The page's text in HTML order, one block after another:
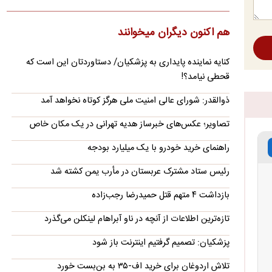
آینده تنگه هرمز از نگاه احمد زیدآبادی/ یک سخن،
دو منظور
احمد زیدآبادی گفت: «مقام‌های ایران و آمریکا هر دو می‌گویند که
تنگه‌ی هرمز دیگر به وضعیت سابق خود باز نخواهد گشت!…
تأیید ربایش و قتل مداح «حمیدرضا رجب‌زاده»
یک منبع با تأیید حادثه ربایش و قتل حمیدرضا رجب‌زاده اعلام کرد:
تحقیقات پلیسی و قضایی برای شناسایی و دستگیری عوامل این…
بورس دوباره رکورد زد
واحد شد
سخنگوی قوه قضائیه:
محمدباقر خرازی به دادگاه ویژه روحانیت احضار شد
اصغر جهانگیر گفت: بر اساس آخرین اطلاعات، محمدباقر خرازی امروز
شنبه به دادگاه ویژه روحانیت احضار شده و پرونده وی تحت…
هم اکنون دیگران میخوانند
کنایه نماینده پایداری به پزشکیان/ دستاوردتان این است که
قحطی نیامد؟!
ذوالقدر: شورای عالی امنیت ملی هرگز کوتاه نخواهد آمد
تصاویر؛ عکس‌های خبرساز هدیه تهرانی در یک مکان خاص
راهنمای خرید خودرو با یک میلیارد بودجه
رئیس ستاد مشترک عربستان در مأرب یمن کشته شد
بازداشت ۴ متهم قتل حمیدرضا رجب‌زاده
تازه‌ترین اطلاعات از آنچه در ناو آبراهام لینکلن می‌گذرد
پزشکیان: تصمیم گرفتیم اینترنت باز شود
تلاش اردوغان برای خرید اف-۳۵ به بن‌بست خورد